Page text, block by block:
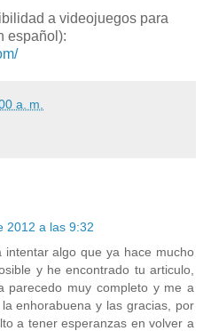
a videojuegos para
español):
a. m.
2012 a las 9:32
intentar algo que ya hace mucho
y he encontrado tu articulo,
parecedo muy completo y me a
enhorabuena y las gracias, por
a tener esperanzas en volver a